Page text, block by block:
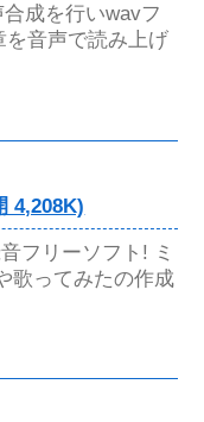
成を行いwavフ
を音声で読み上げ
4,208K)
フリーソフト! ミ
歌ってみたの作成